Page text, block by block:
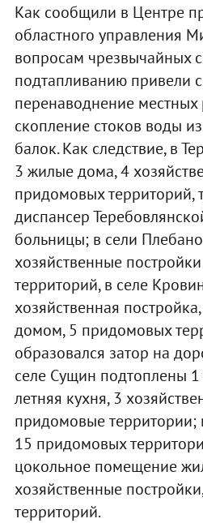
Как сообщили в Центре
областного управления
вопросам чрезвычайных
подтапливанию привели
перенаводнение местных
скопление стоков воды
балок. Как следствие, в
3 жилые дома, 4
придомовых территорий,
диспансер
больницы; в сели
хозяйственные
территорий, в селе
хозяйственная
домом, 5 придомовых
образовался затор на
селе Сущин подтоплены
летняя кухня, 3
придомовые территории;
15 придомовых
цокольное помещение
хозяйственные
территорий.